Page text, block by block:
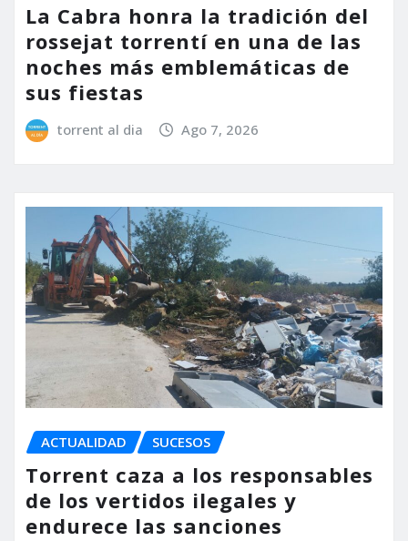
La Cabra honra la tradición del
rossejat torrentí en una de las
noches más emblemáticas de
sus fiestas
torrent al dia Ago 7, 2026
ACTUALIDAD SUCESOS
Torrent caza a los responsables
de los vertidos ilegales y
endurece las sanciones